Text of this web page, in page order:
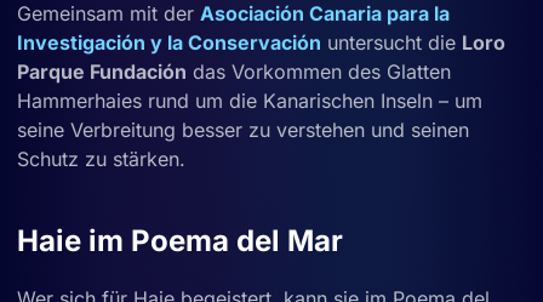
Gemeinsam mit der Asociación Canaria para la
Investigación y la Conservación untersucht die Loro
Parque Fundación das Vorkommen des Glatten
Hammerhaies rund um die Kanarischen Inseln – um
seine Verbreitung besser zu verstehen und seinen
Schutz zu stärken.
Haie im Poema del Mar